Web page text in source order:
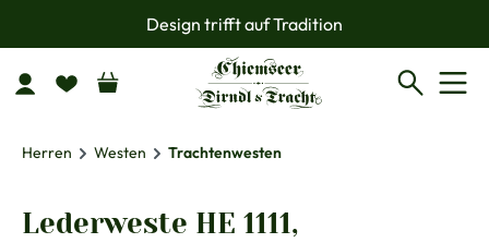
Zum Hauptinhalt springenDesign trifft auf Tradition
Herren Westen Trachtenwesten
Lederweste HE 1111,